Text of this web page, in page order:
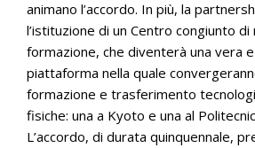
animano l’accordo. In più, la
l’istituzione di un Centro congiunto di
formazione, che diventerà una vera
piattaforma nella quale
formazione e trasferimento
fisiche: una a Kyoto e una al
L’accordo, di durata quinquennale,